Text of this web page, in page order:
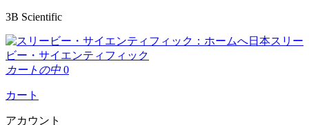
3B Scientific
日本スリー
ビー・サイエンティフィック
カートの中 0
カート
アカウント